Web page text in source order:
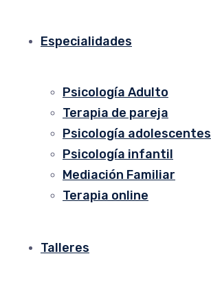
Especialidades
Psicología Adulto
Terapia de pareja
Psicología adolescentes
Psicología infantil
Mediación Familiar
Terapia online
Talleres